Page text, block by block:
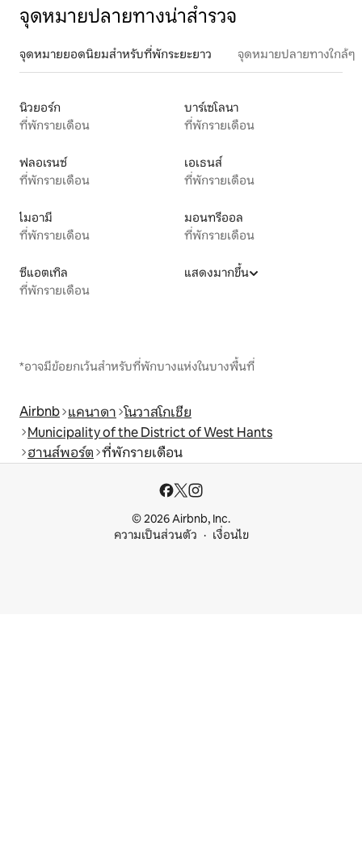
จุดหมายปลายทางน่าสำรวจ
จุดหมายยอดนิยมสำหรับที่พักระยะยาว จุดหมายปลายทางใกล้ๆ
นิวยอร์ก
ที่พักรายเดือน
บาร์เซโลนา
ที่พักรายเดือน
ฟลอเรนซ์
ที่พักรายเดือน
เอเธนส์
ที่พักรายเดือน
ไมอามี
ที่พักรายเดือน
มอนทรีออล
ที่พักรายเดือน
ซีแอตเทิล
ที่พักรายเดือน
แสดงมากขึ้น
*อาจมีข้อยกเว้นสำหรับที่พักบางแห่งในบางพื้นที่
Airbnb แคนาดา โนวาสโกเชีย
Municipality of the District of West Hants
ฮานส์พอร์ต ที่พักรายเดือน
© 2026 Airbnb, Inc.
ความเป็นส่วนตัว
เงื่อนไข